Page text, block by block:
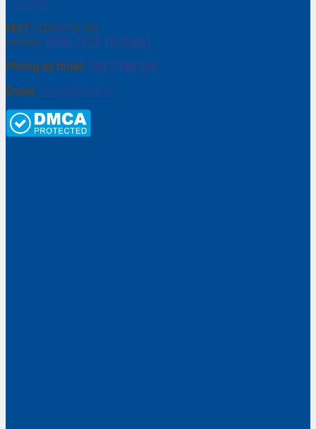
TP. HCM
MST: 0309115165
Hotline: 0906 7373 15 (Zalo)
Phòng kỹ thuật: 0937.188.996
Email: info@gptech.vn